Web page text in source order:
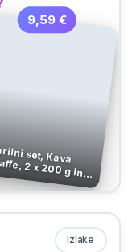
9,59 €
Kava Barcaffe, 2 x 200 g in
skodelica
Izlake